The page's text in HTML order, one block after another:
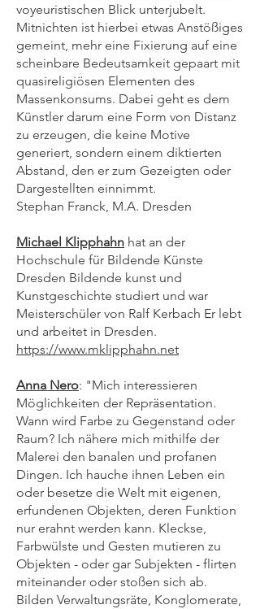
voyeuristischen Blick unterjubelt.
Mitnichten ist hierbei etwas Anstößiges
gemeint, mehr eine Fixierung auf eine
scheinbare Bedeutsamkeit gepaart mit
quasireligiösen Elementen des
Massenkonsums. Dabei geht es dem
Künstler darum eine Form von Distanz
zu erzeugen, die keine Motive
generiert, sondern einem diktierten
Abstand, den er zum Gezeigten oder
Dargestellten einnimmt.
Stephan Franck, M.A. Dresden
Michael Klipphahn hat an der
Hochschule für Bildende Künste
Dresden Bildende kunst und
Kunstgeschichte studiert und war
Meisterschüler von Ralf Kerbach Er lebt
und arbeitet in Dresden.
https://www.mklipphahn.net
Anna Nero: "Mich interessieren
Möglichkeiten der Repräsentation.
Wann wird Farbe zu Gegenstand oder
Raum? Ich nähere mich mithilfe der
Malerei den banalen und profanen
Dingen. Ich hauche ihnen Leben ein
oder besetze die Welt mit eigenen,
erfundenen Objekten, deren Funktion
nur erahnt werden kann. Kleckse,
Farbwülste und Gesten mutieren zu
Objekten - oder gar Subjekten - flirten
miteinander oder stoßen sich ab.
Bilden Verwaltungsräte, Konglomerate,